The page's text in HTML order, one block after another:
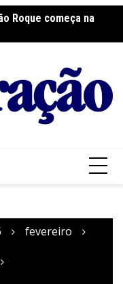
Roque começa na
realizam ação
fevereiro